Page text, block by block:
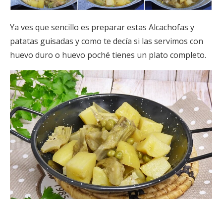
Ya ves que sencillo es preparar estas Alcachofas y
patatas guisadas y como te decía si las servimos con
huevo duro o huevo poché tienes un plato completo.